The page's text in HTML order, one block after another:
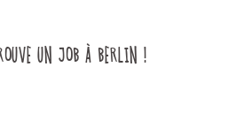
UN JOB À BERLIN !